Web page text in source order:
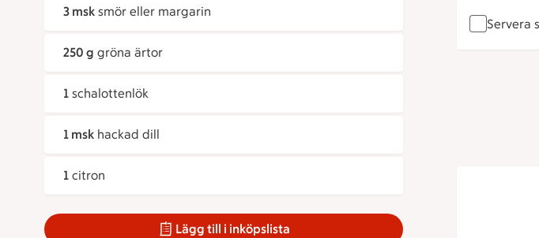
3 msk smör eller margarin
250 g gröna ärtor
1 schalottenlök
1 msk hackad dill
1 citron
Lägg till i inköpslista
Servera